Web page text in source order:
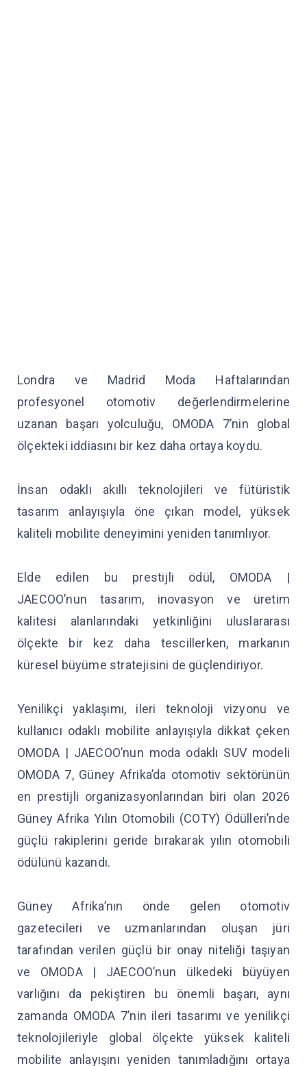
Londra ve Madrid Moda Haftalarından
profesyonel otomotiv değerlendirmelerine
uzanan başarı yolculuğu, OMODA 7’nin global
ölçekteki iddiasını bir kez daha ortaya koydu.
İnsan odaklı akıllı teknolojileri ve fütüristik
tasarım anlayışıyla öne çıkan model, yüksek
kaliteli mobilite deneyimini yeniden tanımlıyor.
Elde edilen bu prestijli ödül, OMODA |
JAECOO’nun tasarım, inovasyon ve üretim
kalitesi alanlarındaki yetkinliğini uluslararası
ölçekte bir kez daha tescillerken, markanın
küresel büyüme stratejisini de güçlendiriyor.
Yenilikçi yaklaşımı, ileri teknoloji vizyonu ve
kullanıcı odaklı mobilite anlayışıyla dikkat çeken
OMODA | JAECOO’nun moda odaklı SUV modeli
OMODA 7, Güney Afrika’da otomotiv sektörünün
en prestijli organizasyonlarından biri olan 2026
Güney Afrika Yılın Otomobili (COTY) Ödülleri’nde
güçlü rakiplerini geride bırakarak yılın otomobili
ödülünü kazandı.
Güney Afrika’nın önde gelen otomotiv
gazetecileri ve uzmanlarından oluşan jüri
tarafından verilen güçlü bir onay niteliği taşıyan
ve OMODA | JAECOO’nun ülkedeki büyüyen
varlığını da pekiştiren bu önemli başarı, aynı
zamanda OMODA 7’nin ileri tasarımı ve yenilikçi
teknolojileriyle global ölçekte yüksek kaliteli
mobilite anlayışını yeniden tanımladığını ortaya